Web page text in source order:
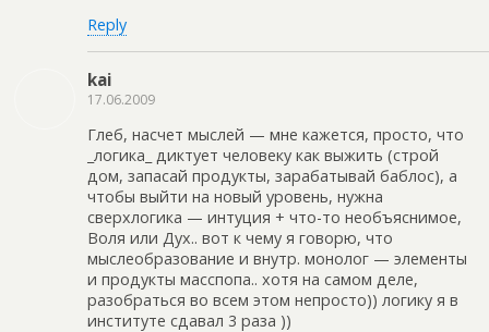
Reply
kai
17.06.2009
Глеб, насчет мыслей — мне кажется, просто, что
_логика_ диктует человеку как выжить (строй
дом, запасай продукты, зарабатывай баблос), а
чтобы выйти на новый уровень, нужна
сверхлогика — интуция + что-то необъяснимое,
Воля или Дух.. вот к чему я говорю, что
мыслеобразование и внутр. монолог — элементы
и продукты масспопа.. хотя на самом деле,
разобраться во всем этом непросто)) логику я в
институте сдавал 3 раза ))